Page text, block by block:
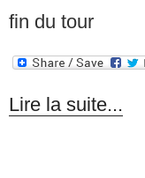
fin du tour
Lire la suite...